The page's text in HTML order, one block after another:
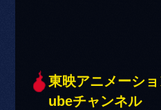
東映アニメーシ
ubeチャンネル